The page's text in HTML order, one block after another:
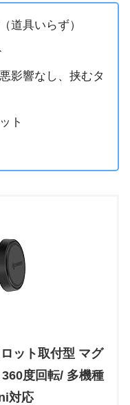
道具いらず）
影響なし、挟むタ
ト
ット取付型 マグ
度回転/ 多機種
対応